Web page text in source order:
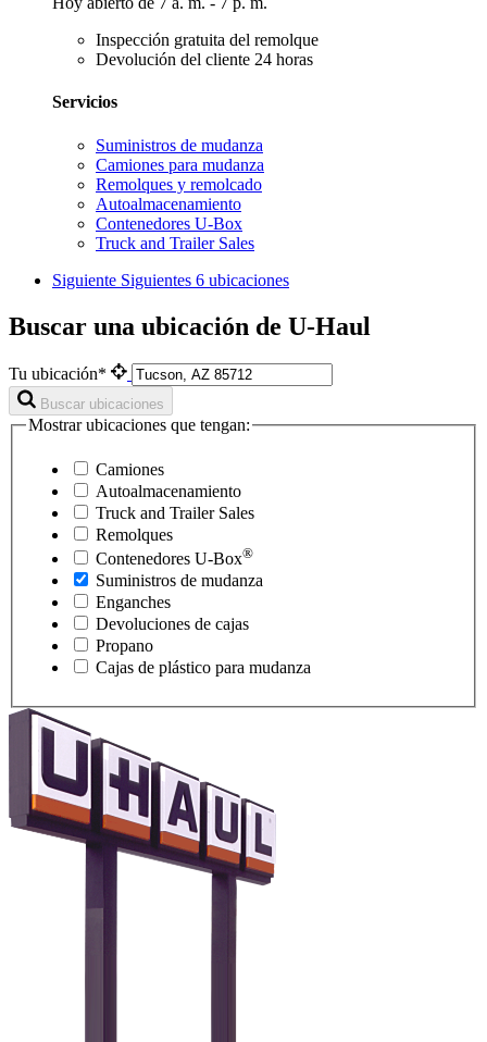
Inspección gratuita del remolque
Devolución del cliente 24 horas
Servicios
Suministros de mudanza
Camiones para mudanza
Remolques y remolcado
Autoalmacenamiento
Contenedores U-Box
Truck and Trailer Sales
Siguiente Siguientes 6 ubicaciones
Buscar una ubicación de U-Haul
Tu ubicación*
Buscar ubicaciones
Mostrar ubicaciones que tengan:
Camiones
Autoalmacenamiento
Truck and Trailer Sales
Remolques
Contenedores U-Box®
Suministros de mudanza
Enganches
Devoluciones de cajas
Propano
Cajas de plástico para mudanza